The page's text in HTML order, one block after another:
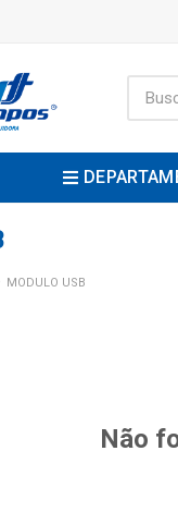
MODULO USB
Não